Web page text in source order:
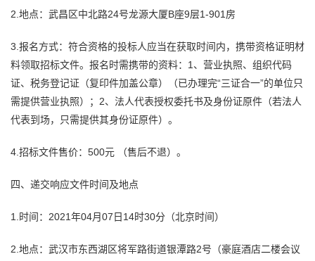
2.地点：武昌区中北路24号龙源大厦B座9层1-901房
3.报名方式：符合资格的投标人应当在获取时间内，携带资格证明材
料领取招标文件。报名时需携带的资料：1、营业执照、组织代码
证、税务登记证（复印件加盖公章）（已办理完“三证合一”的单位只
需提供营业执照）；2、法人代表授权委托书及身份证原件（若法人
代表到场，只需提供其身份证原件）。
4.招标文件售价：500元 （售后不退）。
四、递交响应文件时间及地点
1.时间：2021年04月07日14时30分（北京时间）
2.地点：武汉市东西湖区将军路街道银潭路2号（豪庭酒店二楼会议